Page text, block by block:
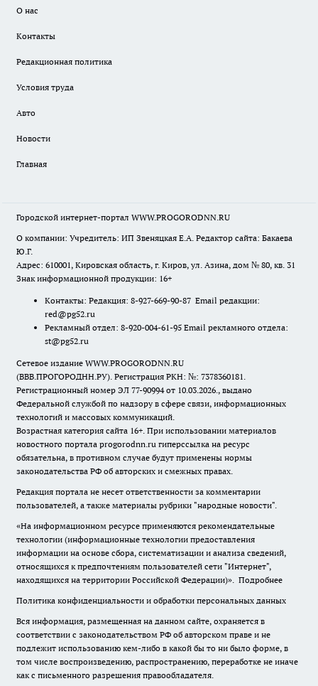
О нас
Контакты
Редакционная политика
Условия труда
Авто
Новости
Главная
Городской интернет-портал WWW.PROGORODNN.RU
О компании: Учредитель: ИП Звеняцкая Е.А. Редактор сайта: Бакаева
Ю.Г.
Адрес: 610001, Кировская область, г. Киров, ул. Азина, дом № 80, кв. 31
Знак информационной продукции: 16+
Контакты: Редакция: 8-927-669-90-87 Email редакции:
red@pg52.ru
Рекламный отдел: 8-920-004-61-95 Email рекламного отдела:
st@pg52.ru
Сетевое издание WWW.PROGORODNN.RU
(ВВВ.ПРОГОРОДНН.РУ). Регистрация РКН: №: 7378360181.
Регистрационный номер ЭЛ 77-90994 от 10.03.2026., выдано
Федеральной службой по надзору в сфере связи, информационных
технологий и массовых коммуникаций.
Возрастная категория сайта 16+. При использовании материалов
новостного портала progorodnn.ru гиперссылка на ресурс
обязательна, в противном случае будут применены нормы
законодательства РФ об авторских и смежных правах.
Редакция портала не несет ответственности за комментарии
пользователей, а также материалы рубрики "народные новости".
«На информационном ресурсе применяются рекомендательные
технологии (информационные технологии предоставления
информации на основе сбора, систематизации и анализа сведений,
относящихся к предпочтениям пользователей сети "Интернет",
находящихся на территории Российской Федерации)». Подробнее
Политика конфиденциальности и обработки персональных данных
Вся информация, размещенная на данном сайте, охраняется в
соответствии с законодательством РФ об авторском праве и не
подлежит использованию кем-либо в какой бы то ни было форме, в
том числе воспроизведению, распространению, переработке не иначе
как с письменного разрешения правообладателя.